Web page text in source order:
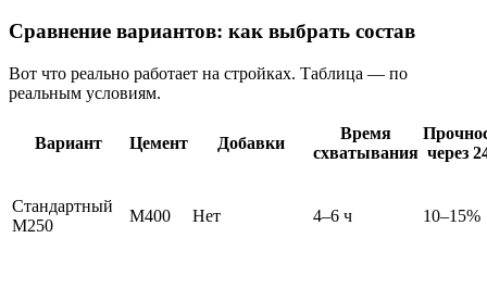
Сравнение вариантов: как выбрать состав
Вот что реально работает на стройках. Таблица — по
реальным условиям.
Вариант Цемент Добавки
Время
схватывания через
Стандартный
М250
М400 Нет 4–6 ч 10–15%